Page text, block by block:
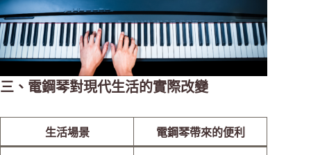
三、電鋼琴對現代生活的實際改變
生活場景 電鋼琴帶來的便利